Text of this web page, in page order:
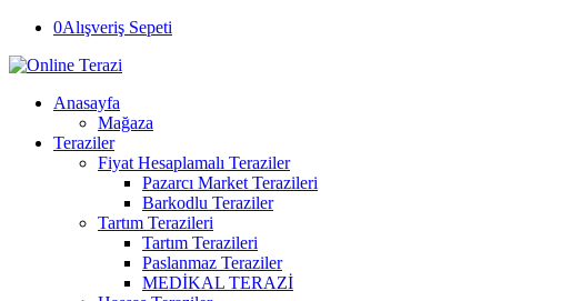
0Alışveriş Sepeti
Anasayfa
Mağaza
Teraziler
Fiyat Hesaplamalı Teraziler
Pazarcı Market Terazileri
Barkodlu Teraziler
Tartım Terazileri
Tartım Terazileri
Paslanmaz Teraziler
MEDİKAL TERAZİ